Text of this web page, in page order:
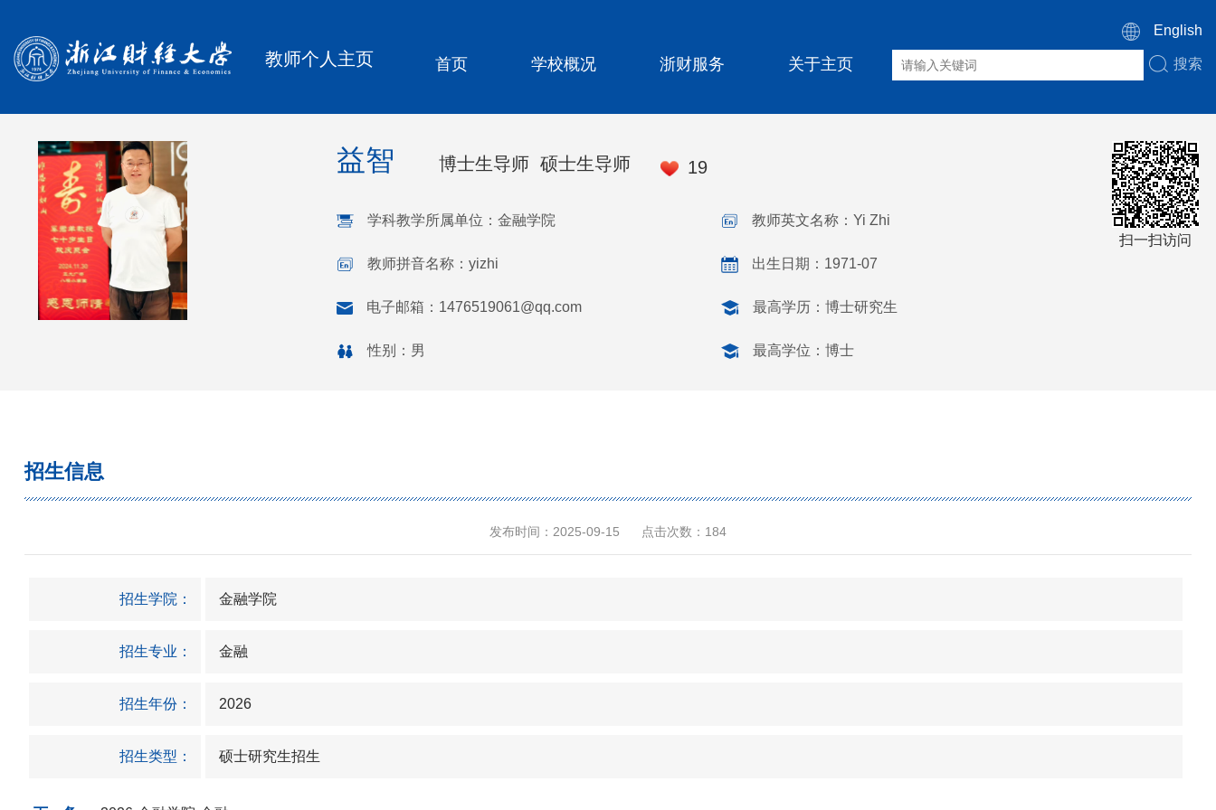
教师个人主页 首页 学校概况 浙财服务 关于主页
English
搜索
益智 博士生导师 硕士生导师 19
学科教学所属单位：金融学院 教师英文名称：Yi Zhi
教师拼音名称：yizhi 出生日期：1971-07
电子邮箱： 1476519061@qq.com 最高学历：博士研究生
性别：男 最高学位：博士
扫一扫访问
招生信息
发布时间：2025-09-15 点击次数： 184
招生学院： 金融学院
招生专业： 金融
招生年份： 2026
招生类型： 硕士研究生招生